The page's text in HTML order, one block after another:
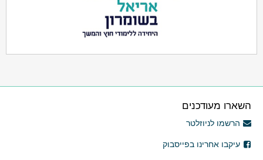
השארו מעודכנים
הרשמו לניוזלטר
עיקבו אחרינו בפייסבוק